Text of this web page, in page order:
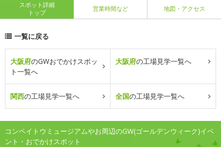
スポット詳細
トップ
営業時間など 地図・アクセス
一覧に戻る
大阪府のGWおでかけスポッ
ト一覧へ
大阪府の工場見学一覧へ
関西の工場見学一覧へ 全国の工場見学一覧へ
コンペイトウミュージアムやお周辺のGW(ゴールデンウィーク)イベ
ント・おでかけスポット